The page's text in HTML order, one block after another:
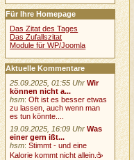
Für Ihre Homepage
Das Zitat des Tages
Das Zufallszitat
Module für WP/Joomla
Aktuelle Kommentare
25.09.2025, 01:55 Uhr Wir
können nicht a...
hsm:Oft ist es besser etwas
zu lassen, auch wenn man
es tun könnte....
19.09.2025, 16:09 Uhr Was
einer gern ißt...
hsm:Stimmt - und eine
Kalorie kommt nicht allein.☕